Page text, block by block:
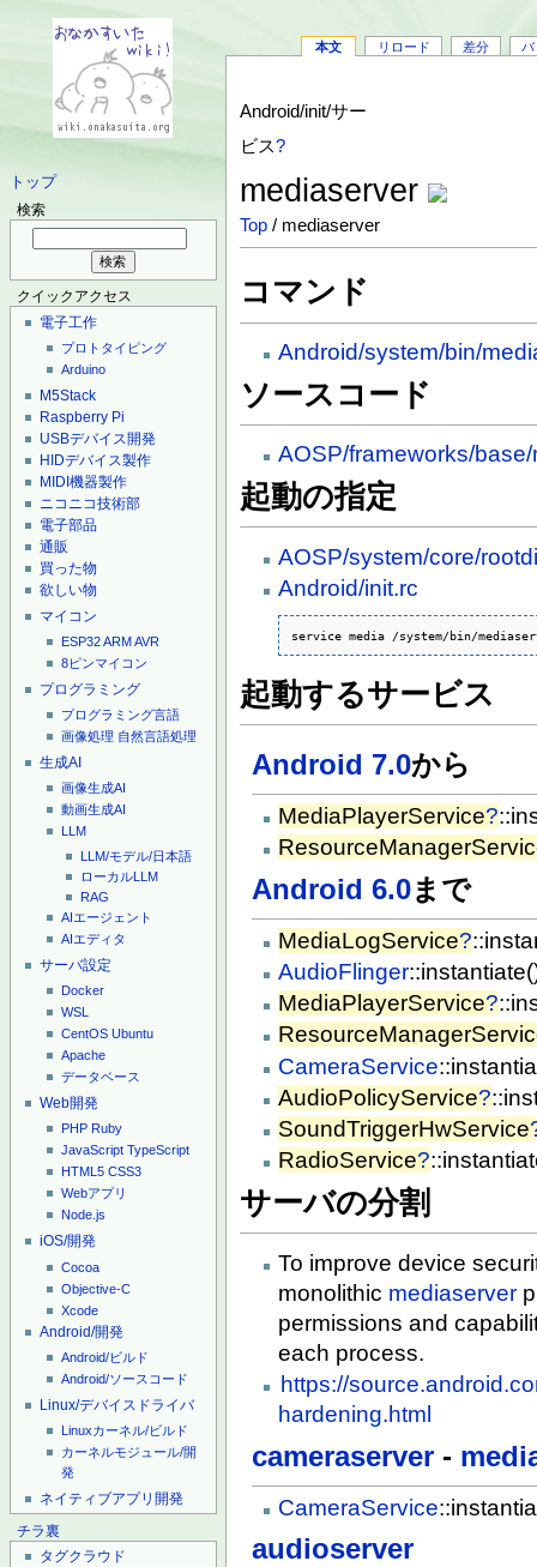
トップ
検索
クイックアクセス
電子工作
プロトタイピング
Arduino
M5Stack
Raspberry Pi
USBデバイス開発
HIDデバイス製作
MIDI機器製作
ニコニコ技術部
電子部品
通販
買った物
欲しい物
マイコン
ESP32ARMAVR
8ピンマイコン
プログラミング
プログラミング言語
画像処理 自然言語処理
生成AI
画像生成AI
動画生成AI
LLM
LLM/モデル/日本語
ローカルLLM
RAG
AIエージェント
AIエディタ
サーバ設定
Docker
WSL
CentOS Ubuntu
Apache
データベース
Web開発
PHP Ruby
JavaScript TypeScript
HTML5 CSS3
Webアプリ
Node.js
iOS/開発
Cocoa
Objective-C
Xcode
Android/開発
Android/ビルド
Android/ソースコード
Linux/デバイスドライバ
Linuxカーネル/ビルド
カーネルモジュール/開
発
ネイティブアプリ開発
チラ裏
タグクラウド
本文 リロード 差分 バ
Android/init/サー
ビス?
mediaserver
Top / mediaserver
コマンド
Android/system/bin/
ソースコード
AOSP/frameworks/
起動の指定
AOSP/system/core/
Android/init.rc
service media /system/bin/
起動するサービス
Android 7.0から
MediaPlayerService?
Android 6.0まで
MediaLogService?
AudioFlinger
MediaPlayerService?
CameraService
AudioPolicyService?
SoundTriggerHwService
RadioService?
サーバの分割
To improve device
monolithic mediaserver
permissions and
each process.
https://
hardening.html
cameraserver -
CameraService
audioserver